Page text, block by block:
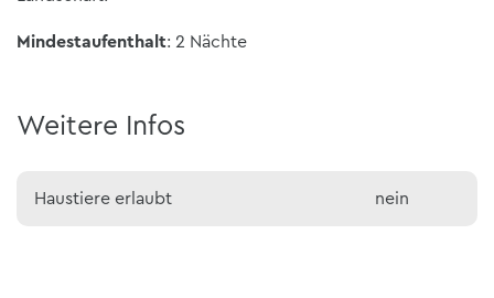
Mindestaufenthalt: 2 Nächte
Weitere Infos
Haustiere erlaubt nein